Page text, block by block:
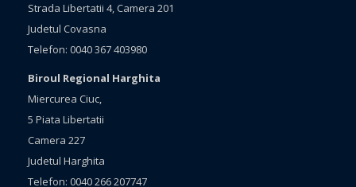
Strada Libertatii 4, Camera 201
Judetul Covasna
Telefon: 0040 367 403980
Biroul Regional Harghita
Miercurea Ciuc,
5 Piata Libertatii
Camera 227
Judetul Harghita
Telefon: 0040 266 207747